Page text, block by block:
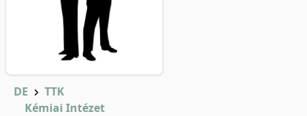
DE
TTK
Kémiai Intézet